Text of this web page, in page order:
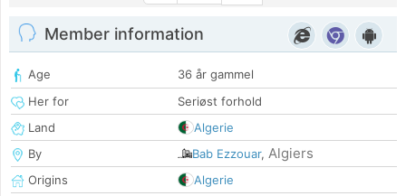
Member information
Age
36 år gammel
Her for
Seriøst forhold
Land
Algerie
By
Bab Ezzouar, Algiers
Origins
Algerie